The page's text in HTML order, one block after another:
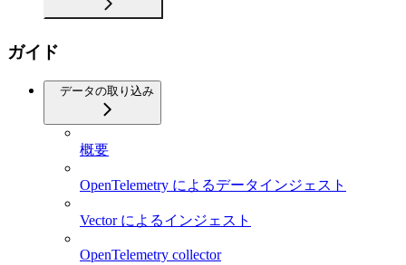
ガイド
データの取り込み
概要
OpenTelemetry によるデータインジェスト
Vector によるインジェスト
OpenTelemetry collector